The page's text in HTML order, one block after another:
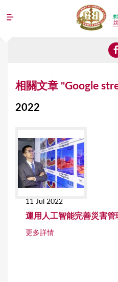
Jump to
相關文章 "Google
2022
11 Jul 2022
運用人工智能完善災害管
更多詳情